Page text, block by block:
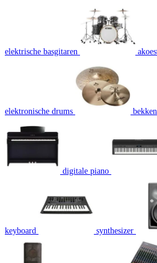
elektrische basgitaren
elektronische drums
digitale piano
keyboard synthesizer